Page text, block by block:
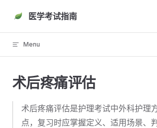
Skip to content
医学考试指南
Menu
术后疼痛评估
术后疼痛评估是护理考试中外科护理
点，复习时应掌握定义、适用场景、